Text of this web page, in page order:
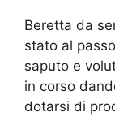
Beretta da
stato al
saputo e
in corso
dotarsi di